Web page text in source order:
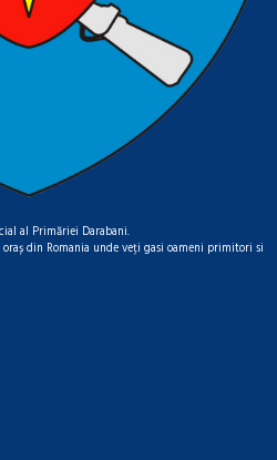
al Primăriei Darabani.
din Romania unde veți gasi oameni primitori si